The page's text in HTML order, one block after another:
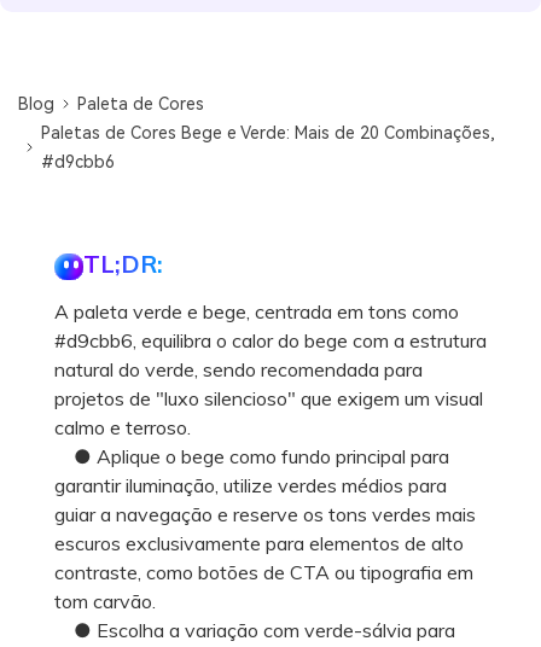
Blog
Paleta de Cores
Paletas de Cores Bege e Verde: Mais de 20 Combinações,
#d9cbb6
TL;DR:
A paleta verde e bege, centrada em tons como
#d9cbb6, equilibra o calor do bege com a estrutura
natural do verde, sendo recomendada para
projetos de "luxo silencioso" que exigem um visual
calmo e terroso.
● Aplique o bege como fundo principal para
garantir iluminação, utilize verdes médios para
guiar a navegação e reserve os tons verdes mais
escuros exclusivamente para elementos de alto
contraste, como botões de CTA ou tipografia em
tom carvão.
● Escolha a variação com verde-sálvia para